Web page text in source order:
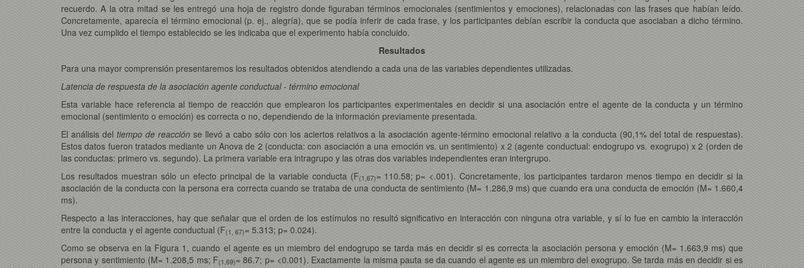
recuerdo. A la otra mitad se les entregó una hoja de registro donde figuraban términos emocionales (sentimientos y emociones), relacionadas con las frases que habían leído.
Concretamente, aparecía el término emocional (p. ej., alegría), que se podía inferir de cada frase, y los participantes debían escribir la conducta que asociaban a dicho término.
Una vez cumplido el tiempo establecido se les indicaba que el experimento había concluido.
Resultados
Para una mayor comprensión presentaremos los resultados obtenidos atendiendo a cada una de las variables dependientes utilizadas.
Latencia de respuesta de la asociación agente conductual - término emocional
Esta variable hace referencia al tiempo de reacción que emplearon los participantes experimentales en decidir si una asociación entre el agente de la conducta y un término
emocional (sentimiento o emoción) es correcta o no, dependiendo de la información previamente presentada.
El análisis del tiempo de reacciónse llevó a cabo sólo con los aciertos relativos a la asociación agente-término emocional relativo a la conducta (90,1% del total de respuestas).
Estos datos fueron tratados mediante un Anova de 2 (conducta: con asociación a una emoción vs. un sentimiento) x 2 (agente conductual: endogrupo vs. exogrupo) x 2 (orden de
las conductas: primero vs. segundo). La primera variable era intragrupo y las otras dos variables independientes eran intergrupo.
Los resultados muestran sólo un efecto principal de la variable conducta (F(1,67)= 110.58; p= <.001). Concretamente, los participantes tardaron menos tiempo en decidir si la
asociación de la conducta con la persona era correcta cuando se trataba de una conducta de sentimiento (M= 1.286,9 ms) que cuando era una conducta de emoción (M= 1.660,4
ms).
Respecto a las interacciones, hay que señalar que el orden de los estímulos no resultó significativo en interacción con ninguna otra variable, y sí lo fue en cambio la interacción
entre la conducta y el agente conductual (F(1, 67)= 5.313; p= 0.024).
Como se observa en la Figura 1, cuando el agente es un miembro del endogrupo se tarda más en decidir si es correcta la asociación persona y emoción (M= 1.663,9 ms) que
persona y sentimiento (M= 1.208,5 ms; F(1,69)= 86.7; p= <0.001). Exactamente la misma pauta se da cuando el agente es un miembro del exogrupo. Se tarda más en decidir si es